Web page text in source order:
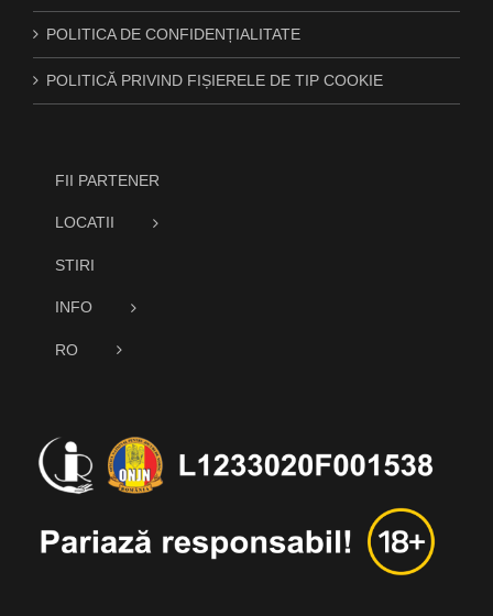
POLITICA DE CONFIDENȚIALITATE
POLITICĂ PRIVIND FIȘIERELE DE TIP COOKIE
FII PARTENER
LOCATII
STIRI
INFO
RO